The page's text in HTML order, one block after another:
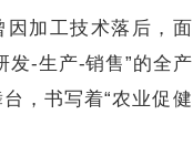
因加工技术落后，面
发-生产-销售”的全产
，书写着“农业促健